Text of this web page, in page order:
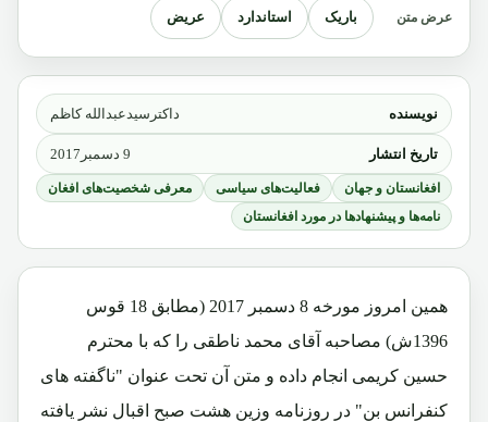
نویسنده داکترسیدعبدالله کاظم
تاریخ انتشار 9 دسمبر2017
افغانستان و جهان فعالیت‌های سیاسی
معرفی شخصیت‌های افغان
نامه‌ها و پیشنهادها در مورد افغانستان
همین امروز مورخه 8 دسمبر 2017 (مطابق 18 قوس
1396ش) مصاحبه آقای محمد ناطقی را که با محترم
حسین کریمی انجام داده و متن آن تحت عنوان "ناگفته های
کنفرانس بن" در روزنامه وزین هشت صبح اقبال نشر یافته
عرض متن باریک استاندارد عریض